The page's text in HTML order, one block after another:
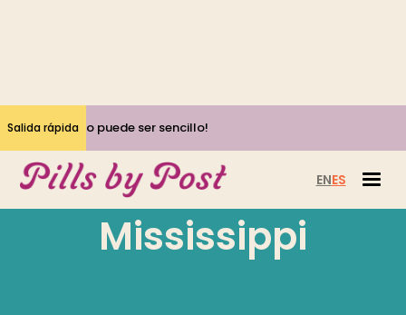
¡Sí, el aborto puede ser sencillo!
Salida rápida
ENES
Mississippi